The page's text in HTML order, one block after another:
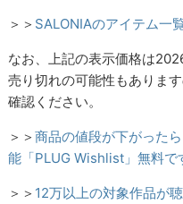
＞＞ SALONIAのアイテム一
なお、上記の表示価格は
売り切れの可能性もありま
確認ください。
＞＞商品の値段が下がった
能「PLUG Wishlist」無料で
＞＞ 12万以上の対象作品が